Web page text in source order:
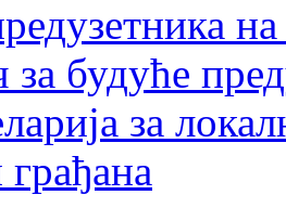
будуће
за